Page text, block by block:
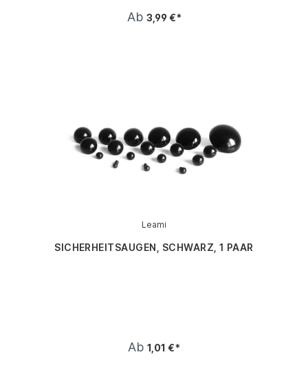
Ab 3,99 €*
Leami
SICHERHEITSAUGEN, SCHWARZ, 1 PAAR
Ab 1,01 €*